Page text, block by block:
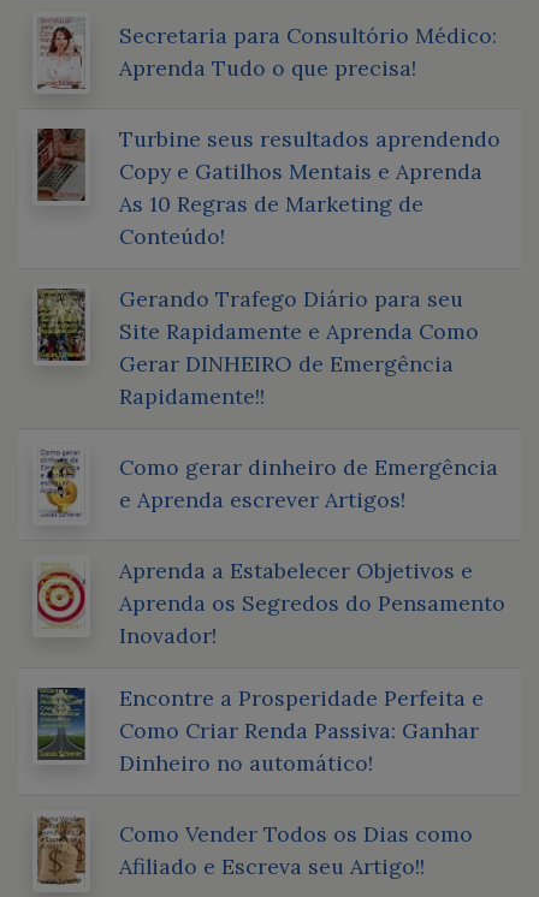
Secretaria para Consultório Médico:
Aprenda Tudo o que precisa!
Turbine seus resultados aprendendo
Copy e Gatilhos Mentais e Aprenda
As 10 Regras de Marketing de
Conteúdo!
Gerando Trafego Diário para seu
Site Rapidamente e Aprenda Como
Gerar DINHEIRO de Emergência
Rapidamente!!
Como gerar dinheiro de Emergência
e Aprenda escrever Artigos!
Aprenda a Estabelecer Objetivos e
Aprenda os Segredos do Pensamento
Inovador!
Encontre a Prosperidade Perfeita e
Como Criar Renda Passiva: Ganhar
Dinheiro no automático!
Como Vender Todos os Dias como
Afiliado e Escreva seu Artigo!!